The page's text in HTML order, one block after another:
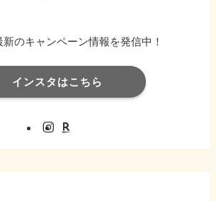
のキャンペーン情報を発信中！
インスタはこちら